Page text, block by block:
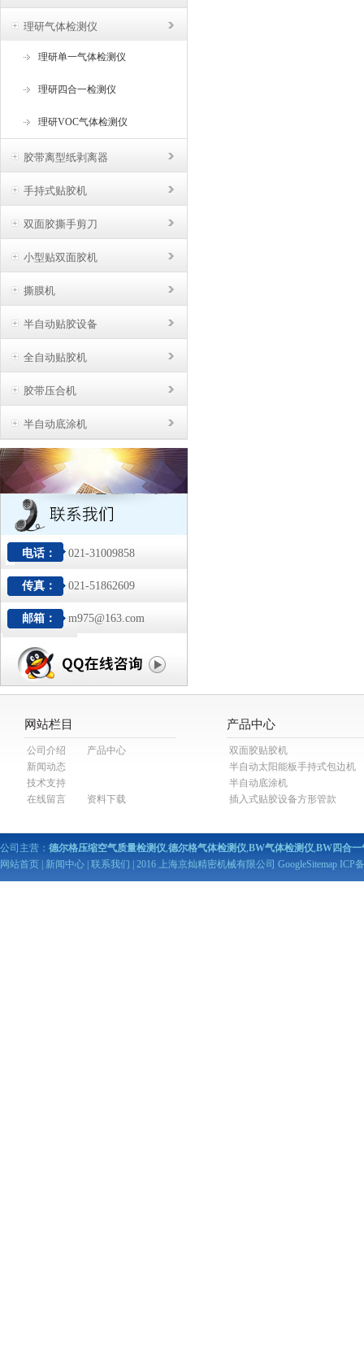
理研气体检测仪
理研单一气体检测仪
理研四合一检测仪
理研VOC气体检测仪
胶带离型纸剥离器
手持式贴胶机
双面胶撕手剪刀
小型贴双面胶机
撕膜机
半自动贴胶设备
全自动贴胶机
胶带压合机
半自动底涂机
电话： 021-31009858
传真： 021-51862609
邮箱： m975@163.com
网站栏目
公司介绍
产品中心
新闻动态
技术支持
在线留言
资料下载
产品中心
双面胶贴胶机
半自动太阳能板手持式包边机
半自动底涂机
插入式贴胶设备方形管款
公司主营： 德尔格压缩空气质量检测仪,德尔格气体检测仪,BW气体检测仪,BW四合一
网站首页
新闻中心 联系我们 | 2016 上海京灿精密机械有限公司 GoogleSitemap ICP